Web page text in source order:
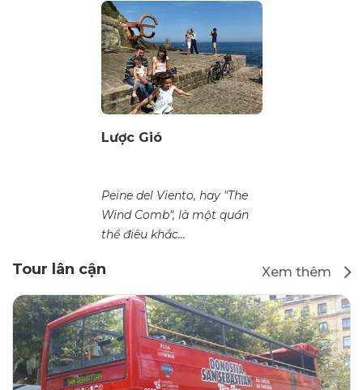
Lược Gió
Peine del Viento, hay "The
Wind Comb", là một quần
thể điêu khắc...
Tour lân cận Xem thêm